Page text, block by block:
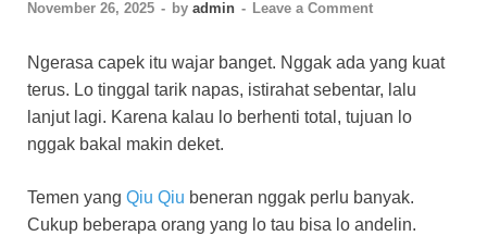
November 26, 2025 - by admin - Leave a Comment
Ngerasa capek itu wajar banget. Nggak ada yang kuat
terus. Lo tinggal tarik napas, istirahat sebentar, lalu
lanjut lagi. Karena kalau lo berhenti total, tujuan lo
nggak bakal makin deket.
Temen yang Qiu Qiu beneran nggak perlu banyak.
Cukup beberapa orang yang lo tau bisa lo andelin.